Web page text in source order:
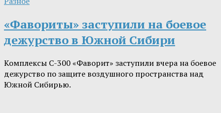
«Фавориты» заступили на боевое
дежурство в Южной Сибири
Комплексы С-300 «Фаворит» заступили вчера на боевое
дежурство по защите воздушного пространства над
Южной Сибирью.